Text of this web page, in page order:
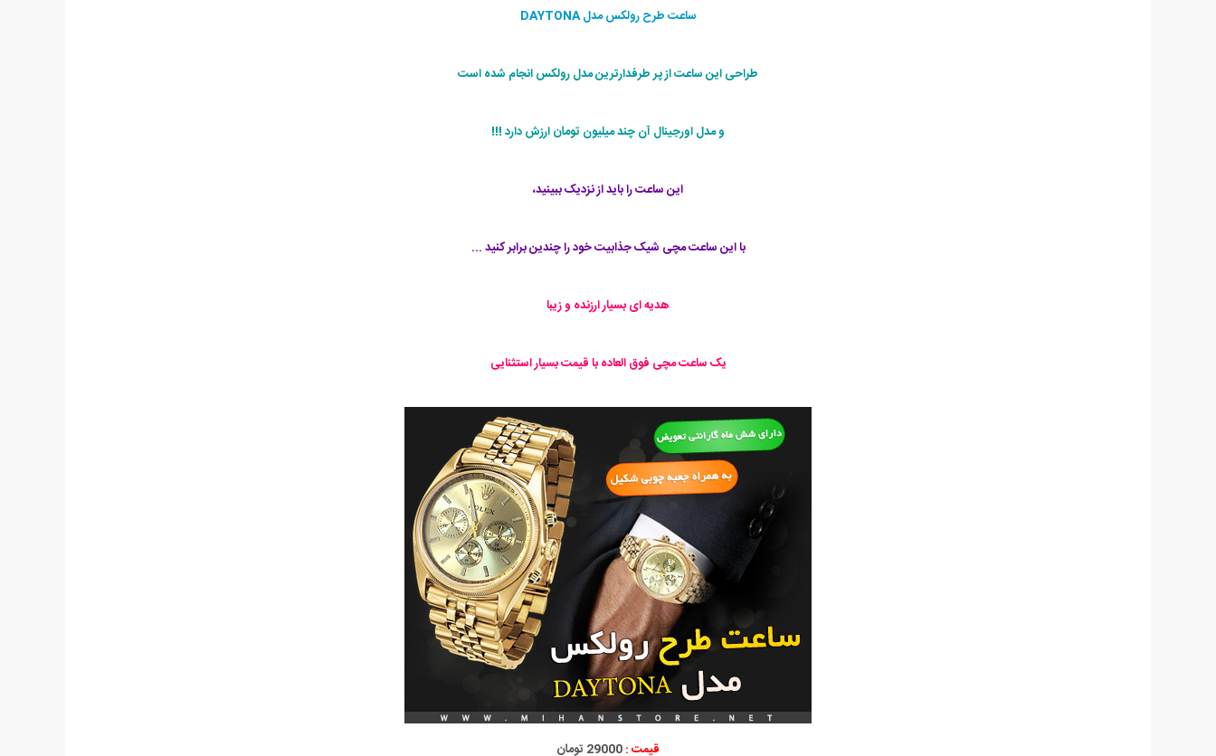
ساعت طرح رولکس مدل DAYTONA
طراحی این ساعت از پر طرفدارترین مدل رولکس انجام شده است
و مدل اورجینال آن چند میلیون تومان ارزش دارد !!!
این ساعت را باید از نزدیک ببینید،
با این ساعت مچی شیک جذابیت خود را چندین برابر کنید ...
هدیه ای بسیار ارزنده و زیبا
یک ساعت مچی فوق العاده با قیمت بسیار استثنایی
قیمت :29000 تومان